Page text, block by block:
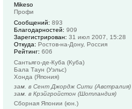
Mikeso
Профи
Сообщений: 893
Благодарностей: 909
Зарегистрирован: 31 июл 2007, 15:28
Откуда: Ростов-на-Дону, Россия
Рейтинг: 606
Сантьяго-де-Куба (Куба)
Бала Таун (Уэльс)
Хонда (Япония)
зам. в Сент Джордж Сити (Австралия)
зам. в Крэйгройстон (Шотландия)
Сборная Японии (юн.)